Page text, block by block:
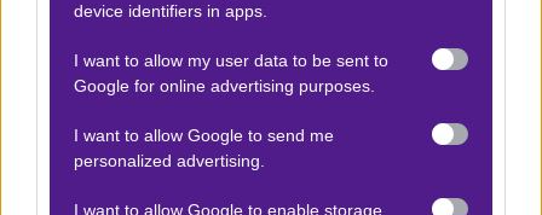
device identifiers in apps.
I want to allow my user data to be sent to
Google for online advertising purposes.
I want to allow Google to send me
personalized advertising.
I want to allow Google to enable storage
ΒΑΘΜΟΛΟΓΙΕΣ
Βαθμολογίες Ελλάδα - Stoiximan
Super league
Βαθμολογίες Aγγλία – Premier league
Βαθμολογίες Γερμανίας – Bundesliga